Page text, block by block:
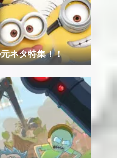
ネタ特集！！